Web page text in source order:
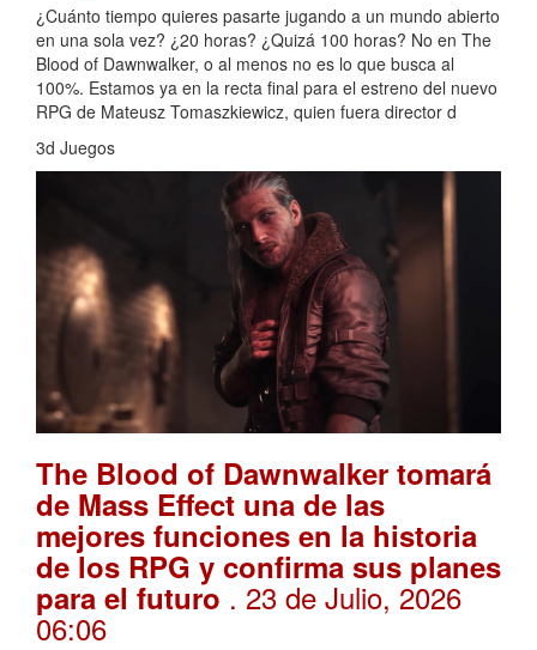
¿Cuánto tiempo quieres pasarte jugando a un mundo abierto
en una sola vez? ¿20 horas? ¿Quizá 100 horas? No en The
Blood of Dawnwalker, o al menos no es lo que busca al
100%. Estamos ya en la recta final para el estreno del nuevo
RPG de Mateusz Tomaszkiewicz, quien fuera director d
3d Juegos
The Blood of Dawnwalker tomará
de Mass Effect una de las
mejores funciones en la historia
de los RPG y confirma sus planes
para el futuro . 23 de Julio, 2026
06:06